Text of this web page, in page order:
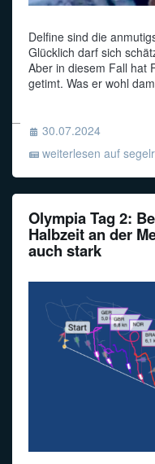
Delfine sind die
Glücklich darf sich
Aber in diesem Fall hat
getimt. Was er wohl
30.07.2024
weiterlesen auf
Olympia Tag 2:
Halbzeit an der
auch stark